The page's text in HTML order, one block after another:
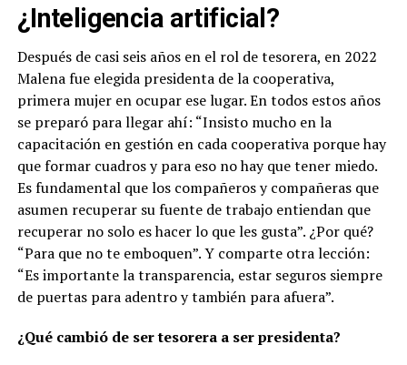
¿Inteligencia artificial?
Después de casi seis años en el rol de tesorera, en 2022
Malena fue elegida presidenta de la cooperativa,
primera mujer en ocupar ese lugar. En todos estos años
se preparó para llegar ahí: “Insisto mucho en la
capacitación en gestión en cada cooperativa porque hay
que formar cuadros y para eso no hay que tener miedo.
Es fundamental que los compañeros y compañeras que
asumen recuperar su fuente de trabajo entiendan que
recuperar no solo es hacer lo que les gusta”. ¿Por qué?
“Para que no te emboquen”. Y comparte otra lección:
“Es importante la transparencia, estar seguros siempre
de puertas para adentro y también para afuera”.
¿Qué cambió de ser tesorera a ser presidenta?